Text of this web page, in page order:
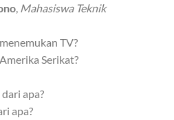
Mahasiswa Teknik
TV?
Serikat?
apa?
apa?